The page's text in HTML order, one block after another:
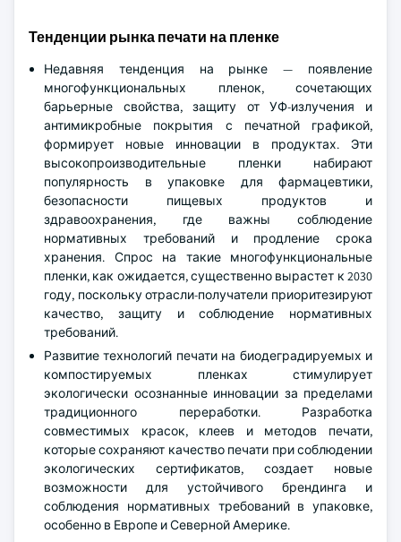
Тенденции рынка печати на пленке
Недавняя тенденция на рынке — появление
многофункциональных пленок, сочетающих
барьерные свойства, защиту от УФ-излучения и
антимикробные покрытия с печатной графикой,
формирует новые инновации в продуктах. Эти
высокопроизводительные пленки набирают
популярность в упаковке для фармацевтики,
безопасности пищевых продуктов и
здравоохранения, где важны соблюдение
нормативных требований и продление срока
хранения. Спрос на такие многофункциональные
пленки, как ожидается, существенно вырастет к 2030
году, поскольку отрасли-получатели приоритезируют
качество, защиту и соблюдение нормативных
требований.
Развитие технологий печати на биодеградируемых и
компостируемых пленках стимулирует
экологически осознанные инновации за пределами
традиционного переработки. Разработка
совместимых красок, клеев и методов печати,
которые сохраняют качество печати при соблюдении
экологических сертификатов, создает новые
возможности для устойчивого брендинга и
соблюдения нормативных требований в упаковке,
особенно в Европе и Северной Америке.